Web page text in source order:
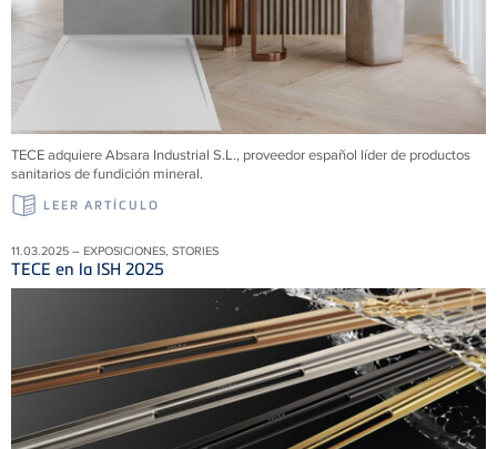
TECE adquiere Absara Industrial S.L., proveedor español líder de productos
sanitarios de fundición mineral.
LEER ARTÍCULO
11.03.2025 – EXPOSICIONES, STORIES
TECE en la ISH 2025